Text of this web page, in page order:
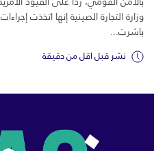
وزارة التجارة الصينية إنها اتخذت
باشرت...
نشر قبل اقل من دقيقة